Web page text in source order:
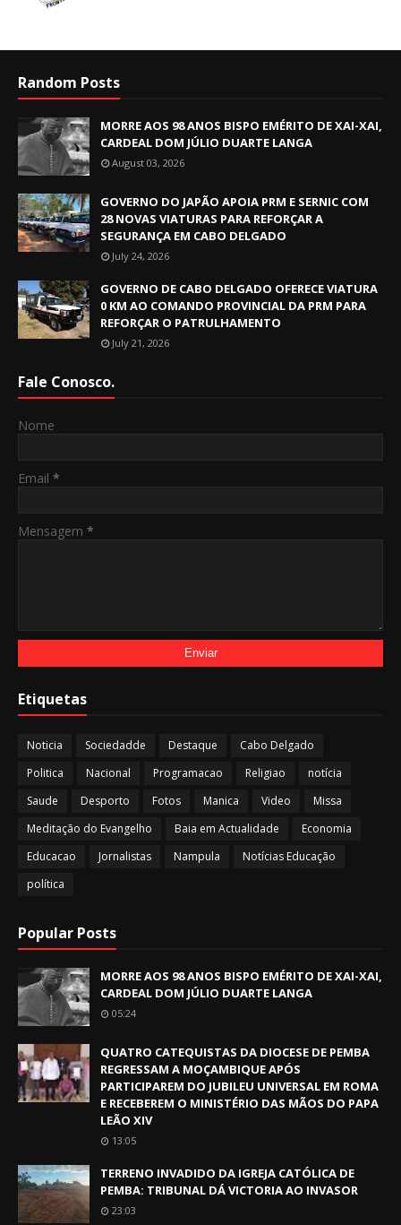
Random Posts
MORRE AOS 98 ANOS BISPO EMÉRITO DE XAI-XAI,
CARDEAL DOM JÚLIO DUARTE LANGA
August 03, 2026
GOVERNO DO JAPÃO APOIA PRM E SERNIC COM
28 NOVAS VIATURAS PARA REFORÇAR A
SEGURANÇA EM CABO DELGADO
July 24, 2026
GOVERNO DE CABO DELGADO OFERECE VIATURA
0 KM AO COMANDO PROVINCIAL DA PRM PARA
REFORÇAR O PATRULHAMENTO
July 21, 2026
Fale Conosco.
Nome
Email *
Mensagem *
Etiquetas
Noticia Sociedadde Destaque
Cabo Delgado
Politica
Nacional Programacao Religiao
notícia
Saude
Desporto Fotos Manica Video
Missa
Meditação do Evangelho
Baia em Actualidade
Economia
Educacao
Jornalistas Nampula
Notícias Educação
política
Popular Posts
MORRE AOS 98 ANOS BISPO EMÉRITO DE XAI-XAI,
CARDEAL DOM JÚLIO DUARTE LANGA
05:24
QUATRO CATEQUISTAS DA DIOCESE DE PEMBA
REGRESSAM A MOÇAMBIQUE APÓS
PARTICIPAREM DO JUBILEU UNIVERSAL EM ROMA
E RECEBEREM O MINISTÉRIO DAS MÃOS DO PAPA
LEÃO XIV
13:05
TERRENO INVADIDO DA IGREJA CATÓLICA DE
PEMBA: TRIBUNAL DÁ VICTORIA AO INVASOR
23:03